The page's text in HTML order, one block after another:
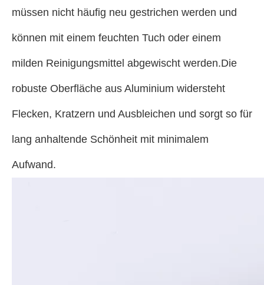
müssen nicht häufig neu gestrichen werden und
können mit einem feuchten Tuch oder einem
milden Reinigungsmittel abgewischt werden.Die
robuste Oberfläche aus Aluminium widersteht
Flecken, Kratzern und Ausbleichen und sorgt so für
lang anhaltende Schönheit mit minimalem
Aufwand.